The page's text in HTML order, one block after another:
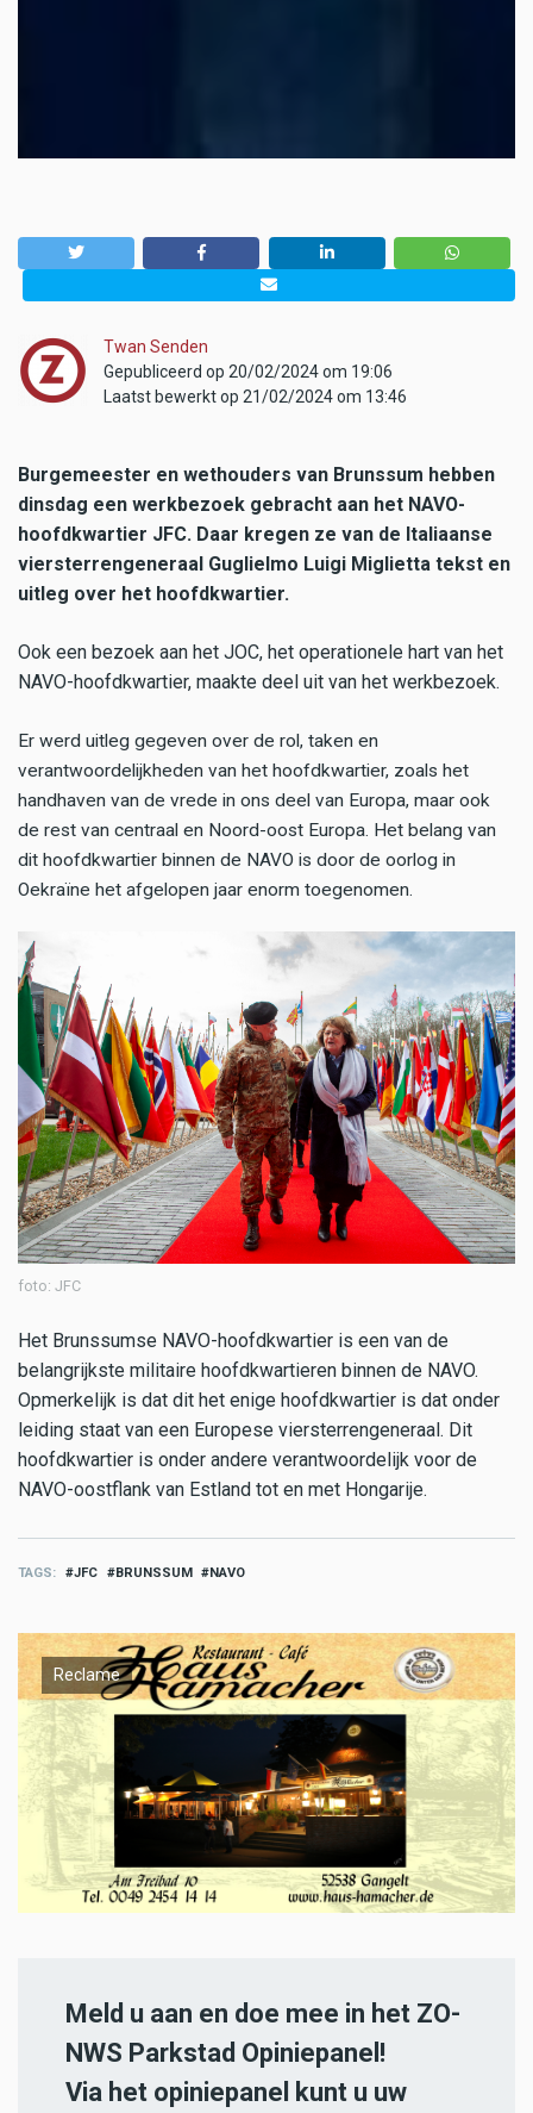
Twan Senden
Gepubliceerd op 20/02/2024 om 19:06
Laatst bewerkt op 21/02/2024 om 13:46
Burgemeester en wethouders van Brunssum hebben
dinsdag een werkbezoek gebracht aan het NAVO-
hoofdkwartier JFC. Daar kregen ze van de Italiaanse
viersterrengeneraal Guglielmo Luigi Miglietta tekst en
uitleg over het hoofdkwartier.
Ook een bezoek aan het JOC, het operationele hart van het
NAVO-hoofdkwartier, maakte deel uit van het werkbezoek.
Er werd uitleg gegeven over de rol, taken en
verantwoordelijkheden van het hoofdkwartier, zoals het
handhaven van de vrede in ons deel van Europa, maar ook
de rest van centraal en Noord-oost Europa. Het belang van
dit hoofdkwartier binnen de NAVO is door de oorlog in
Oekraïne het afgelopen jaar enorm toegenomen.
foto: JFC
Het Brunssumse NAVO-hoofdkwartier is een van de
belangrijkste militaire hoofdkwartieren binnen de NAVO.
Opmerkelijk is dat dit het enige hoofdkwartier is dat onder
leiding staat van een Europese viersterrengeneraal. Dit
hoofdkwartier is onder andere verantwoordelijk voor de
NAVO-oostflank van Estland tot en met Hongarije.
TAGS JFC BRUNSSUM NAVO
Reclame
Meld u aan en doe mee in het ZO-
NWS Parkstad Opiniepanel!
Via het opiniepanel kunt u uw